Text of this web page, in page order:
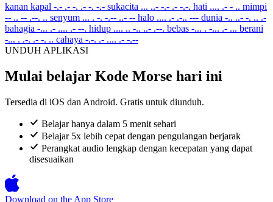
kanan kapal -.- .- -. .- -. -.- sukacita ... ..- -.- .- -.-. hati .... .- - .. mimpi
-- .. -- .--. .. senyum ... . -. -.-- ..- -- halo .... .- .-.. --- dunia -.. ..- -. .. .-
bahagia -... .- .... .- --. hidup .... .. -.. ..- .--. bebas -... . -... .- ... berani
-... . .-. .- -. .. cahaya -.-. .- .... .- -.--
UNDUH APLIKASI
Mulai belajar Kode Morse hari ini
Tersedia di iOS dan Android. Gratis untuk diunduh.
Belajar hanya dalam 5 menit sehari
Belajar 5x lebih cepat dengan pengulangan berjarak
Perangkat audio lengkap dengan kecepatan yang dapat
disesuaikan
Download on the App Store